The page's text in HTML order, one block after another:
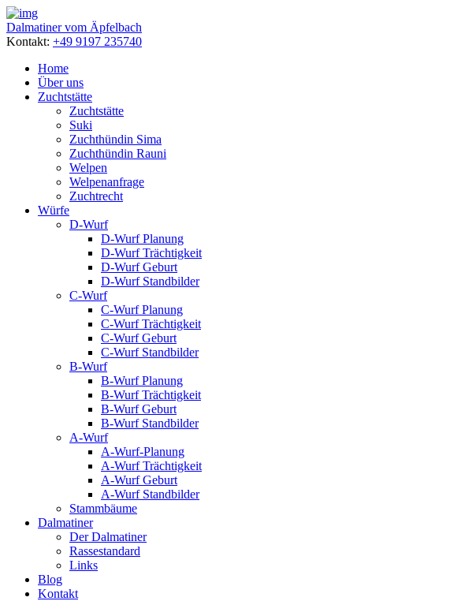
Dalmatiner vom Äpfelbach
Kontakt: +49 9197 235740
Home
Über uns
Zuchtstätte
Zuchtstätte
Suki
Zuchthündin Sima
Zuchthündin Rauni
Welpen
Welpenanfrage
Zuchtrecht
Würfe
D-Wurf
D-Wurf Planung
D-Wurf Trächtigkeit
D-Wurf Geburt
D-Wurf Standbilder
C-Wurf
C-Wurf Planung
C-Wurf Trächtigkeit
C-Wurf Geburt
C-Wurf Standbilder
B-Wurf
B-Wurf Planung
B-Wurf Trächtigkeit
B-Wurf Geburt
B-Wurf Standbilder
A-Wurf
A-Wurf-Planung
A-Wurf Trächtigkeit
A-Wurf Geburt
A-Wurf Standbilder
Stammbäume
Dalmatiner
Der Dalmatiner
Rassestandard
Links
Blog
Kontakt